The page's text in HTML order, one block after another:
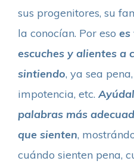
sus progenitores, su
la conocían. Por eso es
escuches y alientes a
sintiendo, ya sea
impotencia, etc.
palabras más
que sienten,
cuándo sienten pena,